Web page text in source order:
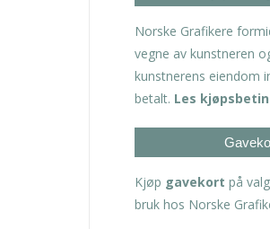
Norske Grafikere
vegne av kunstneren
kunstnerens eiendom
betalt. Les
Kjøp gavekort på
bruk hos Norske